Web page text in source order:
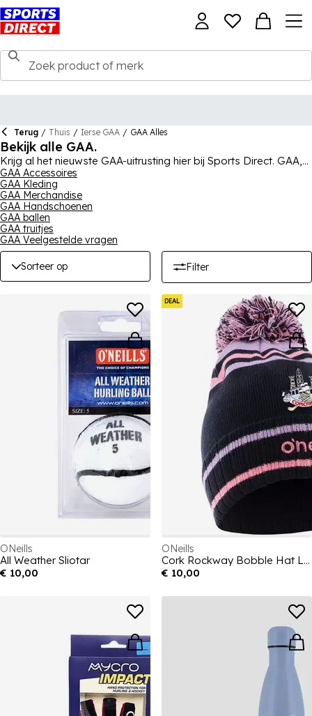
Terug / Thuis / Ierse GAA / GAA Alles
Bekijk alle GAA.
Krijg al het nieuwste GAA-uitrusting hier bij Sports Direct. GAA,
of de Gaelic Athletic Association, is verantwoordelijk voor
Gaelic sporten, spellen en meer in Ierland, en pleit voor
sporten zoals Gaelic football en camogie. Of je nu liever kijkt
of speelt, je kunt hier een scala aan sportuitrusting krijgen, van
draagbare artikelen zoals t-shirts tot uitrusting zoals ballen en
helmen. Blader vandaag nog door het volledige assortiment
om je voor te bereiden op het plezier van de sporten.
GAA Accessoires
GAA Kleding
GAA Merchandise
GAA Handschoenen
GAA ballen
GAA truitjes
GAA Veelgestelde vragen
Sorteer op Filter
ONeills
All Weather Sliotar
€ 10,00
DEAL
ONeills
Cork Rockway Bobble Hat Ladies
€ 10,00